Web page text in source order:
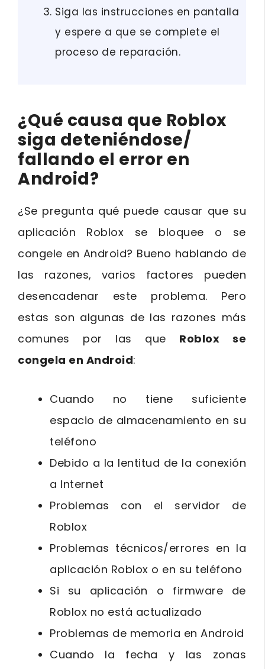
Siga las instrucciones en pantalla
y espere a que se complete el
proceso de reparación.
¿Qué causa que Roblox
siga deteniéndose/
fallando el error en
Android?
¿Se pregunta qué puede causar que su
aplicación Roblox se bloquee o se
congele en Android? Bueno hablando de
las razones, varios factores pueden
desencadenar este problema. Pero
estas son algunas de las razones más
comunes por las que Roblox se
congela en Android:
Cuando no tiene suficiente
espacio de almacenamiento en su
teléfono
Debido a la lentitud de la conexión
a Internet
Problemas con el servidor de
Roblox
Problemas técnicos/errores en la
aplicación Roblox o en su teléfono
Si su aplicación o firmware de
Roblox no está actualizado
Problemas de memoria en Android
Cuando la fecha y las zonas